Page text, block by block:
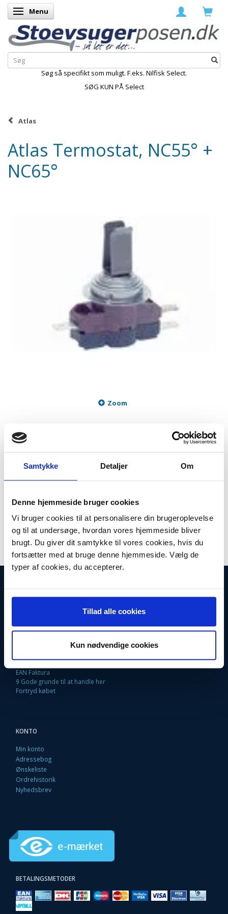
Samtykke Detaljer Om
Denne hjemmeside bruger cookies
Vi bruger cookies til at personalisere din brugeroplevelse
og til at undersøge, hvordan vores hjemmeside bliver
brugt. Du giver dit samtykke til vores cookies, hvis du
fortsætter med at bruge denne hjemmeside. Vælg de
typer af cookies, du accepterer.
Tillad alle cookies
Kun nødvendige cookies
Skifte navigation
Menu
Søg så specifikt som muligt. F.eks. Nilfisk Select.
SØG KUN PÅ Select
Atlas
Atlas Termostat, NC55° +
NC65°
Zoom
494,95 DKK
pakkeshop ved køb over 599,-
Atlas Termostat, NC55° + NC65°
Fortrydelsesret
Betingelser & Vilkår
Returneringsformular
Fragt og Levering
EAN Faktura
9 Gode grunde til at handle her
Fortryd købet
KONTO
Min konto
Adressebog
Ønskeliste
Ordrehistorik
Nyhedsbrev
BETALINGSMETODER